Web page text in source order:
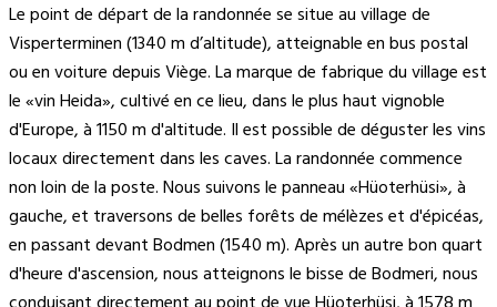
Le point de départ de la randonnée se situe au village de
Visperterminen (1340 m d’altitude), atteignable en bus postal
ou en voiture depuis Viège. La marque de fabrique du village est
le «vin Heida», cultivé en ce lieu, dans le plus haut vignoble
d'Europe, à 1150 m d'altitude. Il est possible de déguster les vins
locaux directement dans les caves. La randonnée commence
non loin de la poste. Nous suivons le panneau «Hüoterhüsi», à
gauche, et traversons de belles forêts de mélèzes et d'épicéas,
en passant devant Bodmen (1540 m). Après un autre bon quart
d'heure d'ascension, nous atteignons le bisse de Bodmeri, nous